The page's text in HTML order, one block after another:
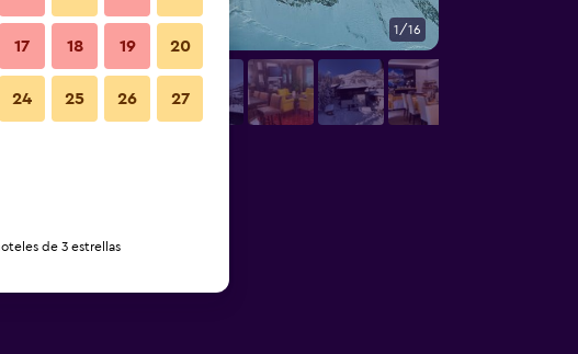
1/16
17 18 19 20
24 25 26 27
de 3 estrellas